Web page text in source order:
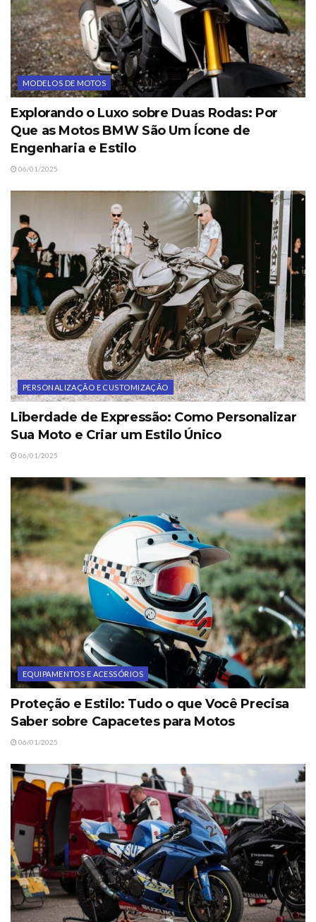
MODELOS DE MOTOS
Explorando o Luxo sobre Duas Rodas: Por
Que as Motos BMW São Um Ícone de
Engenharia e Estilo
06/01/2025
PERSONALIZAÇÃO E CUSTOMIZAÇÃO
Liberdade de Expressão: Como Personalizar
Sua Moto e Criar um Estilo Único
06/01/2025
EQUIPAMENTOS E ACESSÓRIOS
Proteção e Estilo: Tudo o que Você Precisa
Saber sobre Capacetes para Motos
06/01/2025